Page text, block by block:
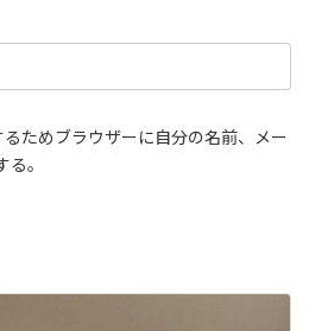
ためブラウザーに自分の名前、メー
。